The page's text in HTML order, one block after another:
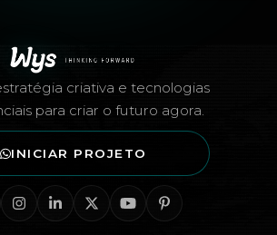
criativa e tecnologias
para criar o futuro agora.
INICIAR PROJETO